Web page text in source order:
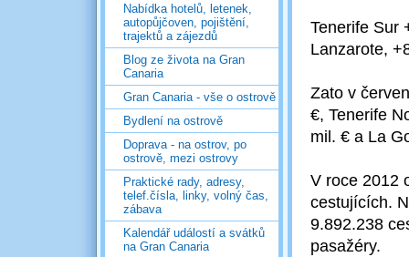
Nabídka hotelů, letenek,
autopůjčoven, pojištění,
trajektů a zájezdů
Blog ze života na Gran
Canaria
Gran Canaria - vše o ostrově
Bydlení na ostrově
Doprava - na ostrov, po
ostrově, mezi ostrovy
Praktické rady, adresy,
telef.čísla, linky, volný čas,
zábava
Kalendář událostí a svátků
na Gran Canaria
Tenerife Sur
Lanzarote,
Zato v
€, Tenerife
mil. € a La
V roce 2012
cestujících.
9.892.238
pasažéry.